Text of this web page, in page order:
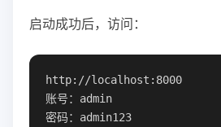
启动成功后，访问：
http://localhost:8000
账号：admin